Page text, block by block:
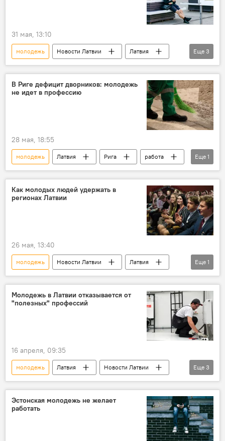
31 мая, 13:10
молодежь Новости Латвии
Латвия
обучение
работа ученики
Еще 3
В Риге дефицит дворников: молодежь
не идет в профессию
28 мая, 18:55
молодежь Латвия Рига
работа
зарплата
Еще 1
Как молодых людей удержать в
регионах Латвии
26 мая, 13:40
молодежь Новости Латвии
Латвия
самоуправления
Еще 1
Молодежь в Латвии отказывается от
"полезных" профессий
16 апреля, 09:35
молодежь Латвия
Новости Латвии
Новости экономики Латвии
рынок труда
Андрис Бите
Еще 3
Эстонская молодежь не желает
работать